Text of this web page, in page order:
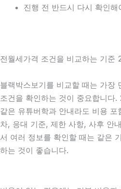
진행 전 반드시 다시 확인해
전월세가격 조건을 비교하는 기준
블랙박스보기를 비교할 때는 가장
조건을 확인하는 것이 중요합니다
같은 유튜버학과 안내라도 비용
차, 응대 기준, 제한 사항, 사후 안
서 여러 정보를 확인할 때는 같은
하는 것이 좋습니다.